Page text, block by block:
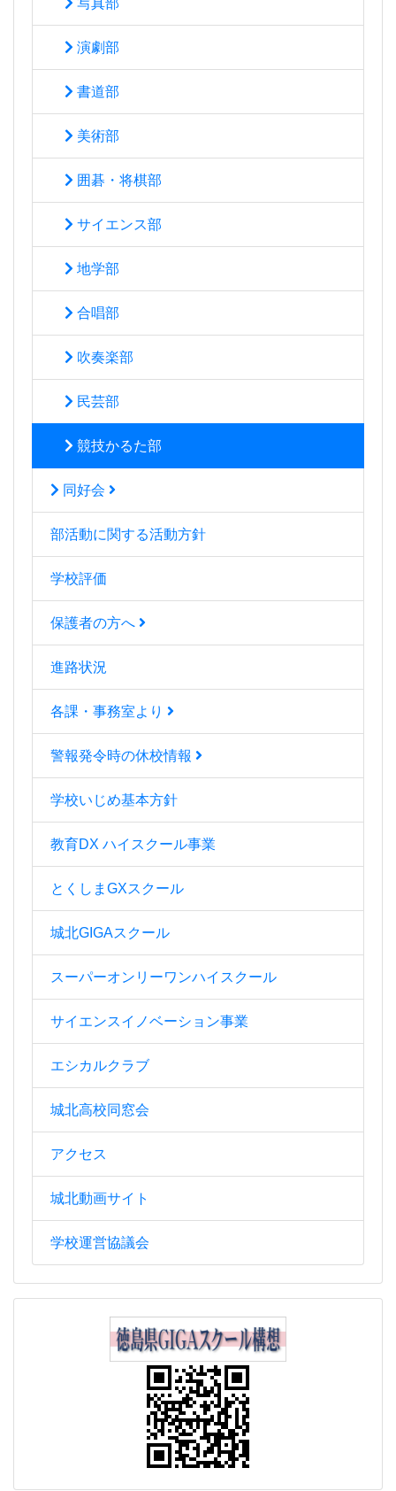
写真部
演劇部
書道部
美術部
囲碁・将棋部
サイエンス部
地学部
合唱部
吹奏楽部
民芸部
競技かるた部
同好会
部活動に関する活動方針
学校評価
保護者の方へ
進路状況
各課・事務室より
警報発令時の休校情報
学校いじめ基本方針
教育DX ハイスクール事業
とくしまGXスクール
城北GIGAスクール
スーパーオンリーワンハイスクール
サイエンスイノベーション事業
エシカルクラブ
城北高校同窓会
アクセス
城北動画サイト
学校運営協議会